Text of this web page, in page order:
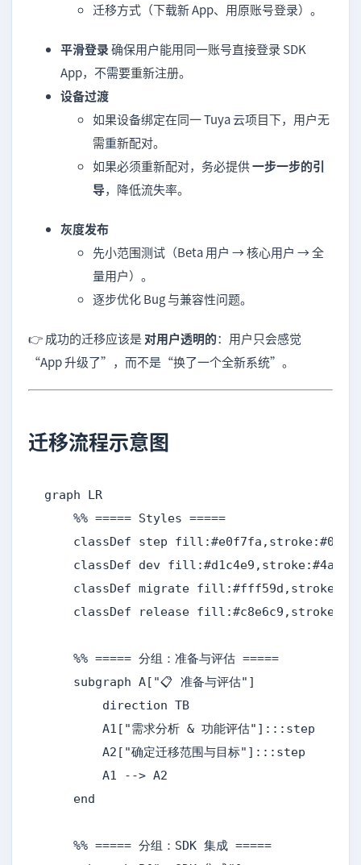
迁移方式（下载新 App、用原账号登录）。
平滑登录确保用户能用同一账号直接登录 SDK
App，不需要重新注册。
设备过渡
如果设备绑定在同一 Tuya 云项目下，用户无
需重新配对。
如果必须重新配对，务必提供一步一步的引
导，降低流失率。
灰度发布
先小范围测试（Beta 用户 → 核心用户 → 全
量用户）。
逐步优化 Bug 与兼容性问题。
👉 成功的迁移应该是对用户透明的：用户只会感觉
“App 升级了”，而不是“换了一个全新系统”。
迁移流程示意图
graph LR
    %% ===== Styles =====
classDef step
classDef dev
classDef migrate
classDef release
    %% ===== 分组：准备与评估 =====
    subgraph A["📋 准备与评估"]
        direction TB
        A1["需求分析 & 功能评估"]:::step
        A2["确定迁移范围与目标"]:::step
        A1 --> A2
    end
    %% ===== 分组：SDK 集成 =====